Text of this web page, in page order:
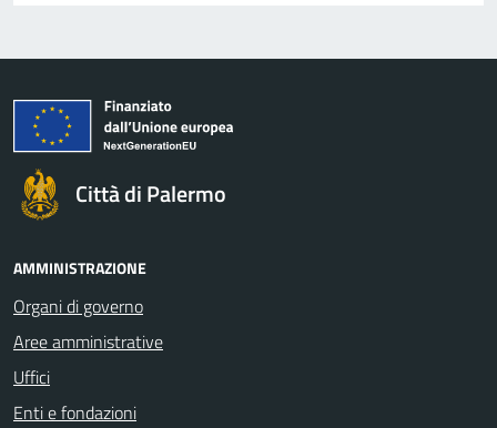
Città di Palermo
AMMINISTRAZIONE
Organi di governo
Aree amministrative
Uffici
Enti e fondazioni